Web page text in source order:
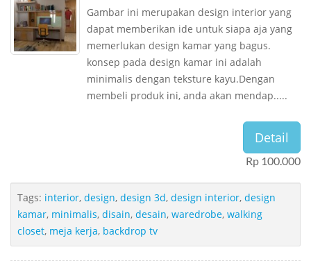
Gambar ini merupakan design interior yang
dapat memberikan ide untuk siapa aja yang
memerlukan design kamar yang bagus.
konsep pada design kamar ini adalah
minimalis dengan teksture kayu.Dengan
membeli produk ini, anda akan mendap.....
Detail
Rp 100.000
Tags: interior, design, design 3d, design interior, design
kamar, minimalis, disain, desain, waredrobe, walking
closet, meja kerja, backdrop tv